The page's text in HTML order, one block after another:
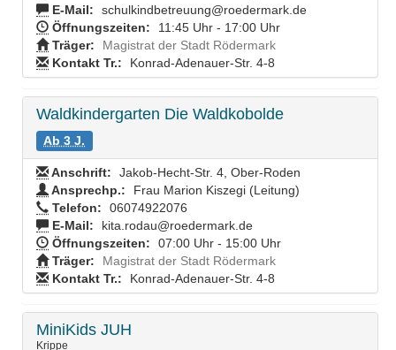
E-Mail:
schulkindbetreuung@roedermark.de
Öffnungszeiten:
11:45 Uhr - 17:00 Uhr
Träger:
Magistrat der Stadt Rödermark
Kontakt Tr.:
Konrad-Adenauer-Str. 4-8
Waldkindergarten Die Waldkobolde
Ab 3 J.
Anschrift:
Jakob-Hecht-Str. 4, Ober-Roden
Ansprechp.:
Frau Marion Kiszegi (Leitung)
Telefon:
06074922076
E-Mail:
kita.rodau@roedermark.de
Öffnungszeiten:
07:00 Uhr - 15:00 Uhr
Träger:
Magistrat der Stadt Rödermark
Kontakt Tr.:
Konrad-Adenauer-Str. 4-8
MiniKids JUH
Krippe